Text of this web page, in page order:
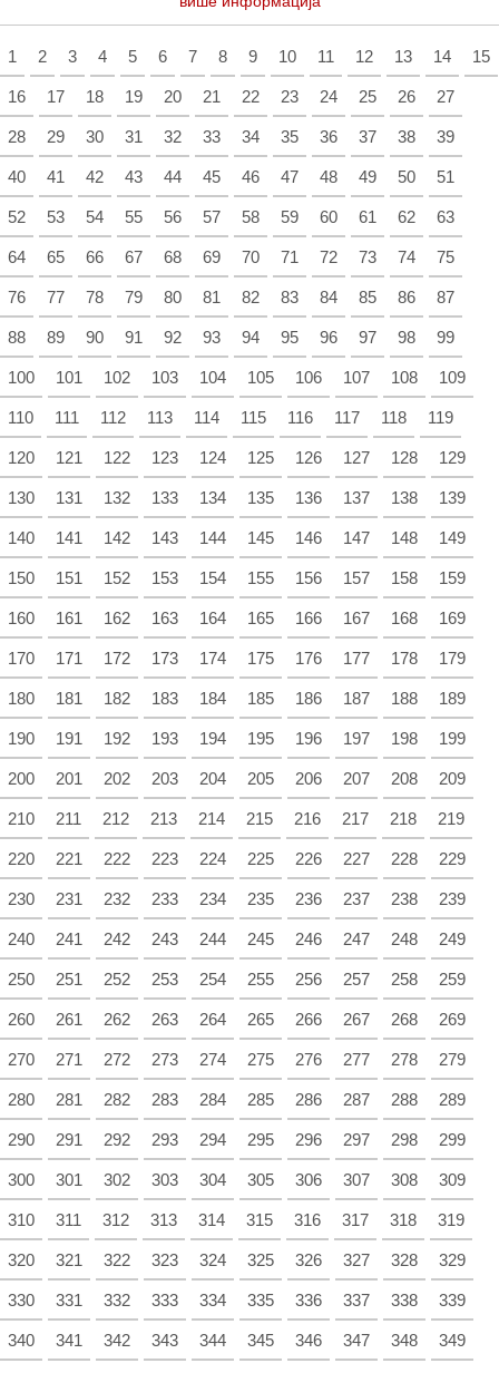
1 2 3 4 5 6 7 8 9 10 11 12 13 14 15
16 17 18 19 20 21 22 23 24 25 26 27
28 29 30 31 32 33 34 35 36 37 38 39
40 41 42 43 44 45 46 47 48 49 50 51
52 53 54 55 56 57 58 59 60 61 62 63
64 65 66 67 68 69 70 71 72 73 74 75
76 77 78 79 80 81 82 83 84 85 86 87
88 89 90 91 92 93 94 95 96 97 98 99
100 101 102 103 104 105 106 107 108 109
110 111 112 113 114 115 116 117 118 119
120 121 122 123 124 125 126 127 128 129
130 131 132 133 134 135 136 137 138 139
140 141 142 143 144 145 146 147 148 149
150 151 152 153 154 155 156 157 158 159
160 161 162 163 164 165 166 167 168 169
170 171 172 173 174 175 176 177 178 179
180 181 182 183 184 185 186 187 188 189
190 191 192 193 194 195 196 197 198 199
200 201 202 203 204 205 206 207 208 209
210 211 212 213 214 215 216 217 218 219
220 221 222 223 224 225 226 227 228 229
230 231 232 233 234 235 236 237 238 239
240 241 242 243 244 245 246 247 248 249
250 251 252 253 254 255 256 257 258 259
260 261 262 263 264 265 266 267 268 269
270 271 272 273 274 275 276 277 278 279
280 281 282 283 284 285 286 287 288 289
290 291 292 293 294 295 296 297 298 299
300 301 302 303 304 305 306 307 308 309
310 311 312 313 314 315 316 317 318 319
320 321 322 323 324 325 326 327 328 329
330 331 332 333 334 335 336 337 338 339
340 341 342 343 344 345 346 347 348 349